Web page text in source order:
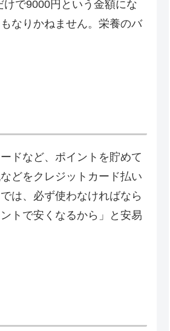
で9000円という金額にな
なりかねません。栄養のバ
ドなど、ポイントを貯めて
どをクレジットカード払い
は、必ず使わなければなら
トで安くなるから」と安易